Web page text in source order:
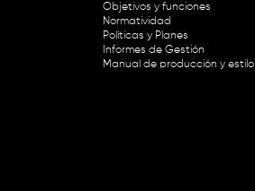
Objetivos y funciones
Normatividad
Políticas y Planes
Informes de Gestión
Manual de producción y estilo